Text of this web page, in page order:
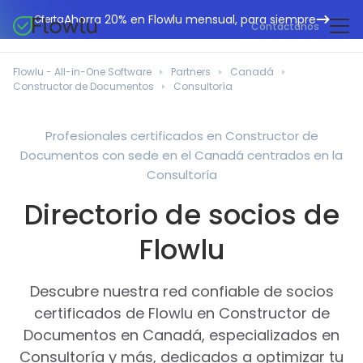
OfertaAhorra 20% en Flowlu mensual, para siempre
Contáctanos
Gestión de proyectos
Facturación en línea
Automatización del flujo de trabajo
Herramientas de colaboración
Gestión financiera
Base de conocimientos
Agencias de marketing
Departamentos de TI
Consultores empresariales
Empresas manufactureras
Pequeños negocios
Organizadores de eventos
Centro de ayuda
Blog Flowlu
Guías
Casos prácticos
Herramientas gratuitas
Português
Flowlu - All-in-One Software Partners
Canadá
Constructor de Documentos
Consultoría
Profesionales certificados en Constructor de
Documentos con sede en el Canadá centrados en la
Consultoría
Directorio de socios de
Flowlu
Descubre nuestra red confiable de socios
certificados de Flowlu en Constructor de
Documentos en Canadá, especializados en
Consultoría y más, dedicados a optimizar tu